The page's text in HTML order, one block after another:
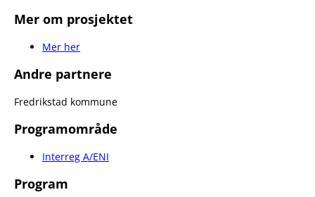
Mer om prosjektet
Mer her
Andre partnere
Fredrikstad kommune
Programområde
Interreg A/ENI
Program